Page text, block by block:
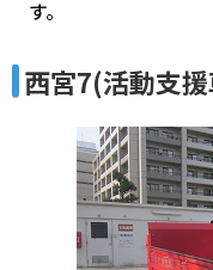
す。
西宮7(活動支